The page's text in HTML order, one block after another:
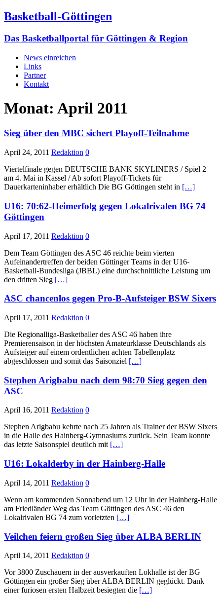
Basketball-Göttingen
Das Basketballportal für Göttingen & Region
News einreichen
Links
Partner
Kontakt
Monat: April 2011
Sieg über den MBC sichert Playoff-Teilnahme
April 24, 2011 Redaktion 0
Viertelfinale gegen DEUTSCHE BANK SKYLINERS / Spiel 2
am 4. Mai in Kassel / Ab sofort Playoff-Tickets für
Dauerkarteninhaber erhältlich Die BG Göttingen steht in […]
U16: 70:62-Heimerfolg gegen Lokalrivalen BG 74
Göttingen
April 17, 2011 Redaktion 0
Dem Team Göttingen des ASC 46 reichte beim vierten
Aufeinandertreffen der beiden Göttinger Teams in der U16-
Basketball-Bundesliga (JBBL) eine durchschnittliche Leistung um
den dritten Sieg […]
ASC chancenlos gegen Pro-B-Aufsteiger BSW Sixers
April 17, 2011 Redaktion 0
Die Regionalliga-Basketballer des ASC 46 haben ihre
Premierensaison in der höchsten Amateurklasse Deutschlands als
Aufsteiger auf einem ordentlichen achten Tabellenplatz
abgeschlossen und somit das Saisonziel […]
Stephen Arigbabu nach dem 98:70 Sieg gegen den
ASC
April 16, 2011 Redaktion 0
Stephen Arigbabu kehrte nach 25 Jahren als Trainer der BSW Sixers
in die Halle des Hainberg-Gymnasiums zurück. Sein Team konnte
das letzte Saisonspiel deutlich mit […]
U16: Lokalderby in der Hainberg-Halle
April 14, 2011 Redaktion 0
Wenn am kommenden Sonnabend um 12 Uhr in der Hainberg-Halle
am Friedländer Weg das Team Göttingen des ASC 46 den
Lokalrivalen BG 74 zum vorletzten […]
Veilchen feiern großen Sieg über ALBA BERLIN
April 14, 2011 Redaktion 0
Vor 3800 Zuschauern in der ausverkauften Lokhalle ist der BG
Göttingen ein großer Sieg über ALBA BERLIN geglückt. Dank
einer furiosen ersten Halbzeit besiegten die […]